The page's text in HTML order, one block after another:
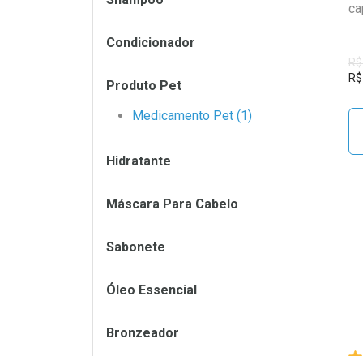
R$
Condicionador
Produto Pet
Medicamento Pet (1)
Hidratante
Máscara Para Cabelo
Sabonete
Óleo Essencial
Bronzeador